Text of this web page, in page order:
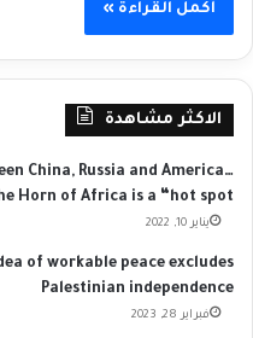
أكمل القراءة »
الاكثر مشاهدة
China, Russia and America…
Horn of Africa is a “hot spot”
يناير 10, 2022
of workable peace excludes
Palestinian independence
فبراير 28, 2023